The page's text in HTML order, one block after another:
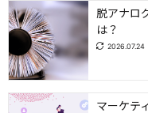
脱アナロ
は？
2026.07.24
マーケテ